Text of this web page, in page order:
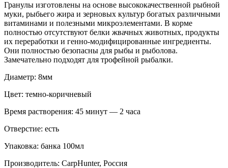
Гранулы изготовлены на основе высококачественной рыбной
муки, рыбьего жира и зерновых культур богатых различными
витаминами и полезными микроэлементами. В корме
полностью отсутствуют белки жвачных животных, продукты
их переработки и генно-модифицированные ингредиенты.
Они полностью безопасны для рыбы и рыболова.
Замечательно подходят для трофейной рыбалки.
Диаметр: 8мм
Цвет: темно-коричневый
Время растворения: 45 минут — 2 часа
Отверстие: есть
Упаковка: банка 100мл
Производитель: CarpHunter, Россия